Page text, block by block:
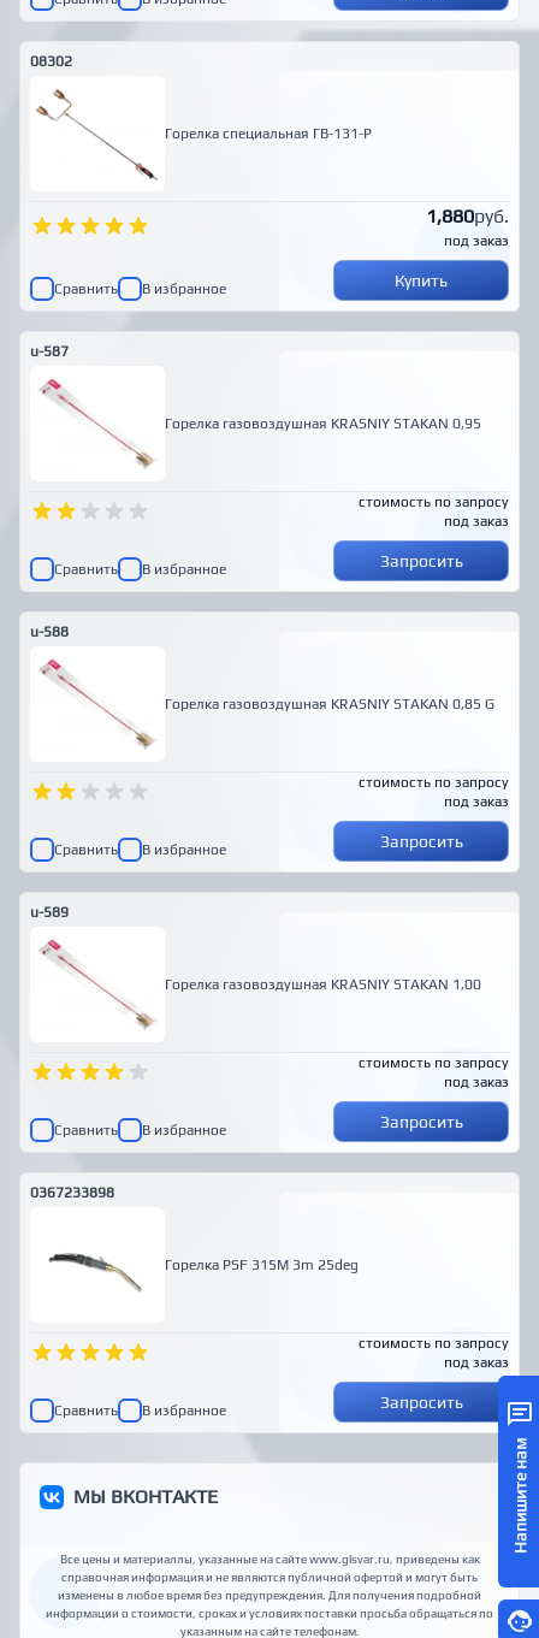
08302
Горелка специальная ГВ-131-Р
1,880руб.
под заказ
Сравнить В избранное Купить
u-587
Горелка газовоздушная KRASNIY STAKAN 0,95
стоимость по запросу
под заказ
Сравнить В избранное Запросить
u-588
Горелка газовоздушная KRASNIY STAKAN 0,85 G
стоимость по запросу
под заказ
Сравнить В избранное Запросить
u-589
Горелка газовоздушная KRASNIY STAKAN 1,00
стоимость по запросу
под заказ
Сравнить В избранное Запросить
0367233898
Горелка PSF 315M 3m 25deg
стоимость по запросу
под заказ
Сравнить В избранное Запросить
МЫ ВКОНТАКТЕ
Все цены и материаллы, указанные на сайте www.glsvar.ru, приведены как
справочная информация и не являются публичной офертой и могут быть
изменены в любое время без предупреждения. Для получения подробной
информации о стоимости, сроках и условиях поставки просьба обращаться по
указанным на сайте телефонам.
Напишите нам